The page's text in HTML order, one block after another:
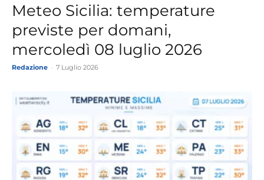
Meteo Sicilia: temperature
previste per domani,
mercoledì 08 luglio 2026
Redazione 7 Luglio 2026